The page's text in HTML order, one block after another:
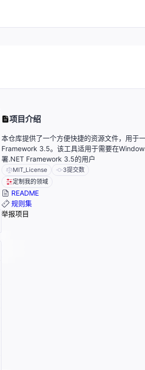
项目介绍
本仓库提供了一个方便快捷的资源文件，用于
Framework 3.5。该工具适用于需要在
署.NET Framework 3.5的用户
MIT_License 3提交数
定制我的领域
README
规则集
举报项目